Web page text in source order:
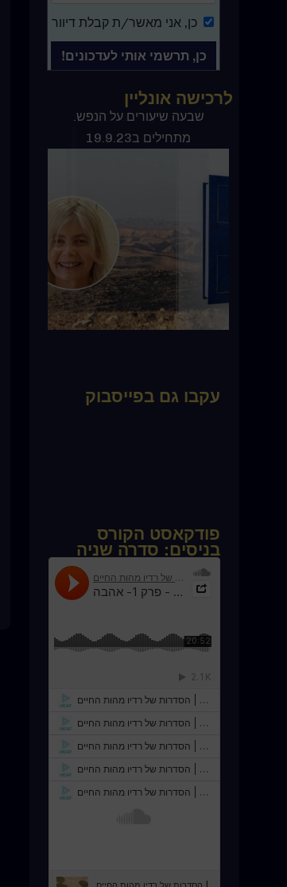
כן, אני מאשר/ת קבלת דיוור
לרכישה אונליין
שבעה שיעורים על הנפש.
מתחילים ב19.9.23
ספר קורס בניסים
עקבו גם בפייסבוק
פודקאסט הקורס
בניסים: סדרה שניה